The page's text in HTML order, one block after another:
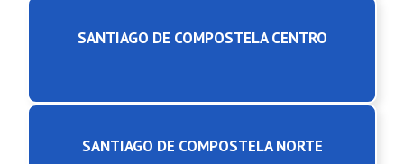
SANTIAGO DE COMPOSTELA CENTRO
SANTIAGO DE COMPOSTELA NORTE